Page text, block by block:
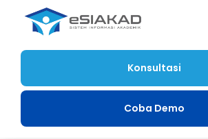
Konsultasi
Coba Demo